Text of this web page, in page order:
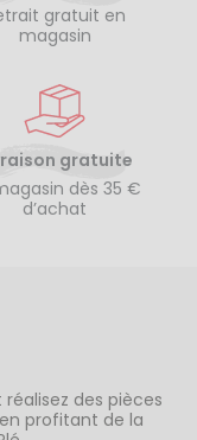
gratuit en
magasin
gratuite
dès 35 €
d’achat
des pièces
profitant de la